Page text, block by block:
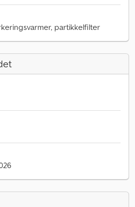
partikkelfilter